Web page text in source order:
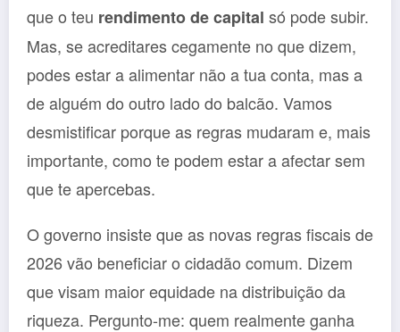
que o teu rendimento de capital só pode subir.
Mas, se acreditares cegamente no que dizem,
podes estar a alimentar não a tua conta, mas a
de alguém do outro lado do balcão. Vamos
desmistificar porque as regras mudaram e, mais
importante, como te podem estar a afectar sem
que te apercebas.
O governo insiste que as novas regras fiscais de
2026 vão beneficiar o cidadão comum. Dizem
que visam maior equidade na distribuição da
riqueza. Pergunto-me: quem realmente ganha